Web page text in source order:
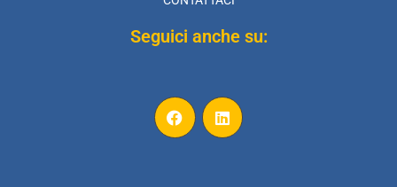
Seguici anche su: